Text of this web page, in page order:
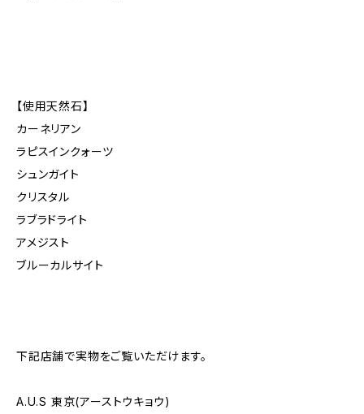
【使用天然石】
カーネリアン
ラピスインクォーツ
シュンガイト
クリスタル
ラブラドライト
アメジスト
ブルーカルサイト
下記店舗で実物をご覧いただけます。
A.U.S 東京(アーストウキョウ)